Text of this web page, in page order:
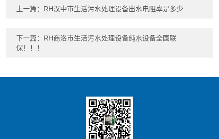
上一篇： RH汉中市生活污水处理设备出水电阻率是多少
下一篇： RH商洛市生活污水处理设备纯水设备全国联
保！！！